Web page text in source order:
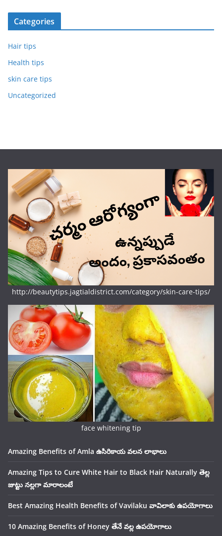
Categories
Hair tips
Health tips
skin care tips
Uncategorized
http://beautytips.jagtialdistrict.com/category/skin-care-tips/
face whitening tip
Amazing Benefits of Amla ఉసిరికాయ వలన లాభాలు
Amazing Tips to Cure White Hair to Black Hair Naturally తెల్ల
జుట్టు నల్లగా మారాలంటే
Best Amazing Health Benefits of Vavilaku వావిలాకు ఉపయోగాలు
10 Amazing Benefits of Honey తేనే వల్ల ఉపయోగాలు